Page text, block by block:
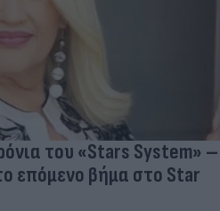
του «Stars System» –
επόμενο βήμα στο Star